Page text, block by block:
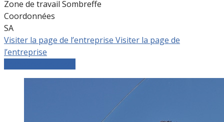
Zone de travail Sombreffe
Coordonnées
SA
Visiter la page de l’entreprise Visiter la page de
l’entreprise